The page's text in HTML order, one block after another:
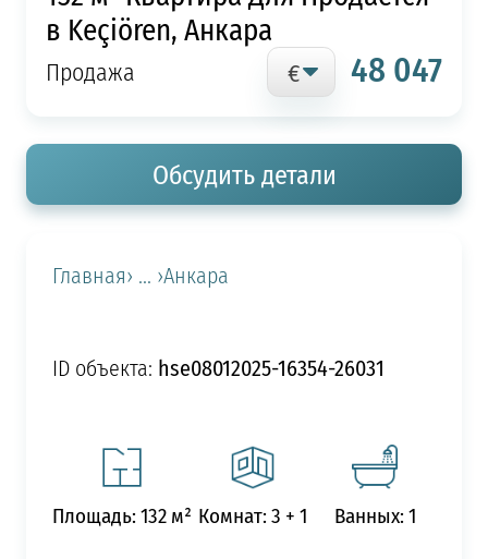
в Keçiören, Анкара
Продажа 48 047
Обсудить детали
Главная› ... ›Анкара
ID объекта: hse08012025-16354-26031
Площадь: 132 м² Комнат: 3 + 1 Ванных: 1